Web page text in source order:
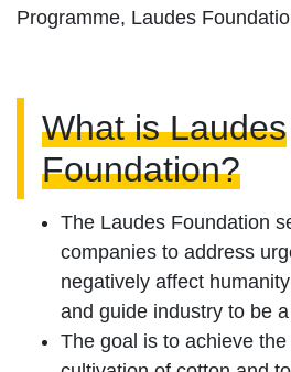
Programme, Laudes
What is Laudes
Foundation?
The Laudes Foundation
companies to address
negatively affect
and guide industry to be
The goal is to achieve